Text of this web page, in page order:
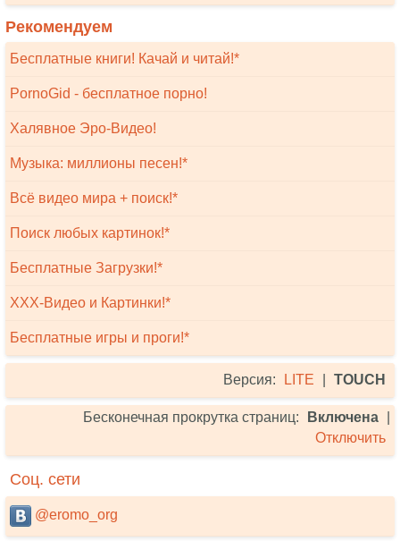
Рекомендуем
Бесплатные книги! Качай и читай!*
PornoGid - бесплатное порно!
Халявное Эро-Видео!
Музыка: миллионы песен!*
Всё видео мира + поиск!*
Поиск любых картинок!*
Бесплатные Загрузки!*
XXX-Видео и Картинки!*
Бесплатные игры и проги!*
Версия: LITE TOUCH
Бесконечная прокрутка страниц: Включена
Отключить
Соц. сети
@eromo_org